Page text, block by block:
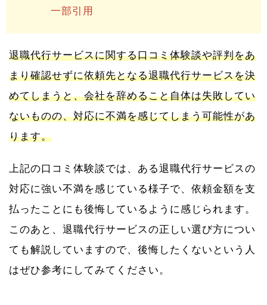
一部引用
退職代行サービスに関する口コミ体験談や評判をあ
まり確認せずに依頼先となる退職代行サービスを決
めてしまうと、会社を辞めること自体は失敗してい
ないものの、対応に不満を感じてしまう可能性があ
ります。
上記の口コミ体験談では、ある退職代行サービスの
対応に強い不満を感じている様子で、依頼金額を支
払ったことにも後悔しているように感じられます。
このあと、退職代行サービスの正しい選び方につい
ても解説していますので、後悔したくないという人
はぜひ参考にしてみてください。